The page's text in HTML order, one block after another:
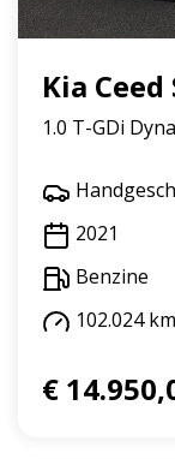
Kia
1.0 T-GDi
2021
Benzine
102.024 km
€